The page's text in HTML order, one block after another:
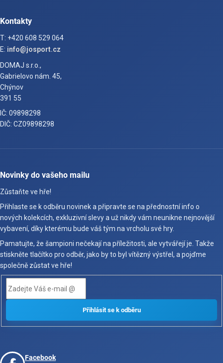
Kontakty
T: +420 608 529 064
E: info@josport.cz
DOMAJ s.r.o.,
Gabrielovo nám. 45,
Chýnov
391 55
IČ: 09898298
DIČ: CZ09898298
Novinky do vašeho mailu
Zůstaňte ve hře!
Přihlaste se k odběru novinek a připravte se na přednostní info o
nových kolekcích, exkluzivní slevy a už nikdy vám neunikne nejnovější
vybavení, díky kterému bude váš tým na vrcholu své hry.
Pamatujte, že šampioni nečekají na příležitosti, ale vytvářejí je. Takže
stiskněte tlačítko pro odběr, jako by to byl vítězný výstřel, a pojďme
společně zůstat ve hře!
Facebook